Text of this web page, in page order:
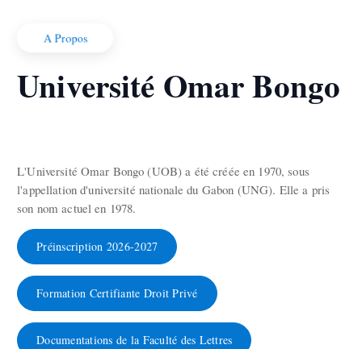
A Propos
Université Omar Bongo
L'Université Omar Bongo (UOB) a été créée en 1970, sous
l'appellation d'université nationale du Gabon (UNG). Elle a pris
son nom actuel en 1978.
Préinscription 2026-2027
Formation Certifiante Droit Privé
Documentations de la Faculté des Lettres